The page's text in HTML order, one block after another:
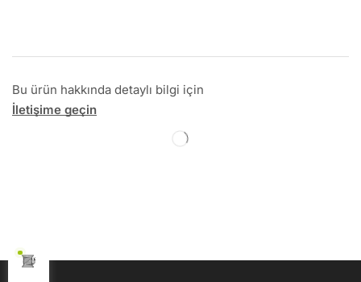
Bu ürün hakkında detaylı bilgi için
İletişime geçin